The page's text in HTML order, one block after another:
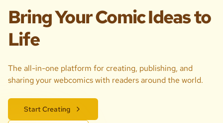
Bring Your Comic Ideas to
Life
The all-in-one platform for creating, publishing, and
sharing your webcomics with readers around the world.
Start Creating